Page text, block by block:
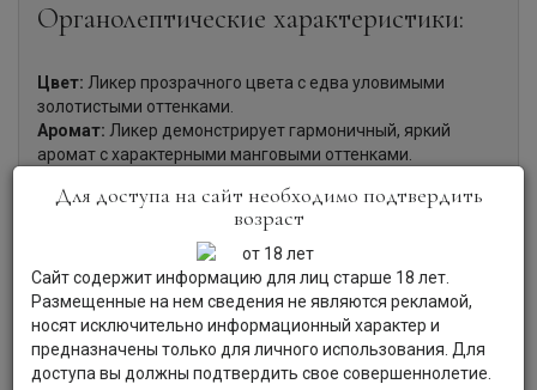
Органолептические характеристики:
Цвет: Ликер прозрачного цвета с едва уловимыми
золотистыми оттенками.
Аромат: Ликер демонстрирует гармоничный, яркий
аромат с характерными манговыми оттенками.
спелого манго и приятным послевкусием.
На базе ликера "Малибу" существует
большое количество коктейлей. Можно добавить ликер в
сок или тоник.
Для доступа на сайт необходимо подтвердить
возраст
Сайт содержит информацию для лиц старше 18 лет.
Размещенные на нем сведения не являются рекламой,
носят исключительно информационный характер и
предназначены только для личного использования. Для
доступа вы должны подтвердить свое совершеннолетие.